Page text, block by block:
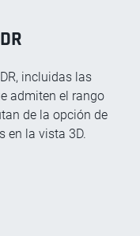
incluidas las
admiten el rango
de la opción de
en la vista 3D.